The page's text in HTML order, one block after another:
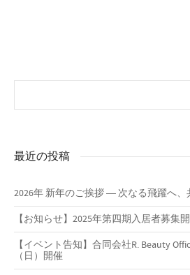
最近の投稿
2026年 新年のご挨拶 ― 次なる飛躍へ
【お知らせ】2025年第四期入居者募集
【イベント告知】合同会社R. Beauty
（日）開催